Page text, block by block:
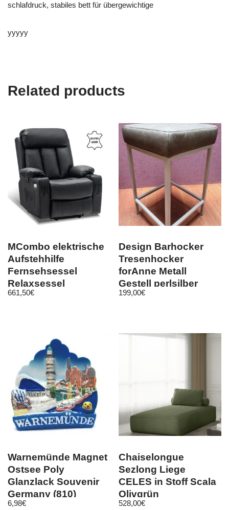
schlafdruck, stabiles bett für übergewichtige
yyyyy
Related products
MCombo elektrische
Aufstehhilfe
Fernsehsessel
Relaxsessel
Echtleder 7190BK
661,50€
Design Barhocker
Tresenhocker
forAnne Metall
Gestell perlsilber
Vintage …
199,00€
Warnemünde Magnet
Ostsee Poly
Glanzlack Souvenir
Germany (810)
6,98€
Chaiselongue
Sezlong Liege
CELES in Stoff Scala
Olivgrün
528,00€